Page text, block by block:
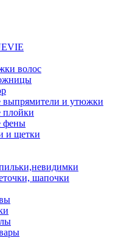
волос
выпрямители и утюжки
плойки
фены
и щетки
шапочки